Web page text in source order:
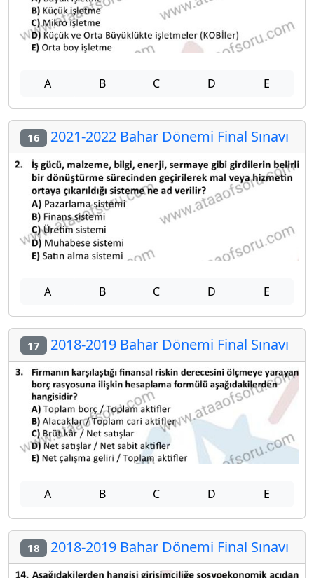
A B C D E
16 2021-2022 Bahar Dönemi Final Sınavı
A B C D E
17 2018-2019 Bahar Dönemi Final Sınavı
A B C D E
18 2018-2019 Bahar Dönemi Final Sınavı